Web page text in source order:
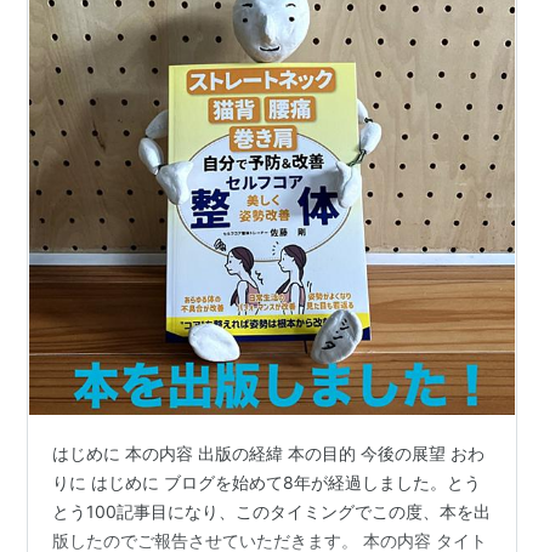
はじめに 本の内容 出版の経緯 本の目的 今後の展望 おわ
りに はじめに ブログを始めて8年が経過しました。とう
とう100記事目になり、このタイミングでこの度、本を出
版したのでご報告させていただきます。 本の内容 タイト